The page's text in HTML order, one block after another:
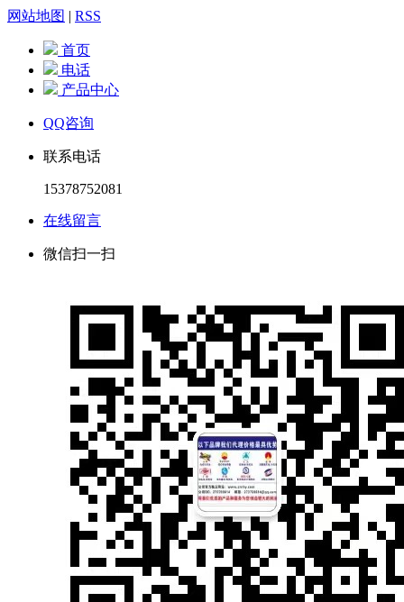
网站地图 | RSS
首页
电话
产品中心
QQ咨询
联系电话
15378752081
在线留言
微信扫一扫